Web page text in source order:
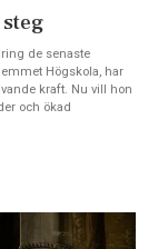
de senaste
Högskola, har
kraft. Nu vill hon
och ökad